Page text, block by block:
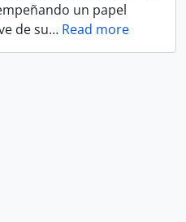
un papel
de su… Read more